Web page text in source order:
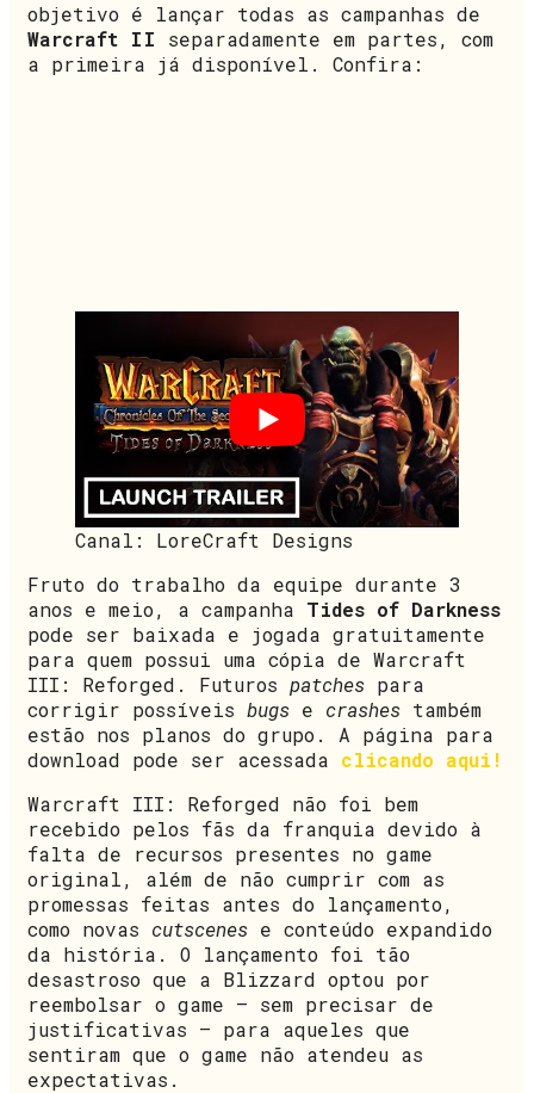
objetivo é lançar todas as campanhas de
Warcraft II separadamente em partes, com
a primeira já disponível. Confira:
Canal: LoreCraft Designs
Fruto do trabalho da equipe durante 3
anos e meio, a campanha Tides of Darkness
pode ser baixada e jogada gratuitamente
para quem possui uma cópia de Warcraft
III: Reforged. Futuros patches para
corrigir possíveis bugs e crashes também
estão nos planos do grupo. A página para
download pode ser acessada clicando aqui!
Warcraft III: Reforged não foi bem
recebido pelos fãs da franquia devido à
falta de recursos presentes no game
original, além de não cumprir com as
promessas feitas antes do lançamento,
como novas cutscenes e conteúdo expandido
da história. O lançamento foi tão
desastroso que a Blizzard optou por
reembolsar o game – sem precisar de
justificativas – para aqueles que
sentiram que o game não atendeu as
expectativas.